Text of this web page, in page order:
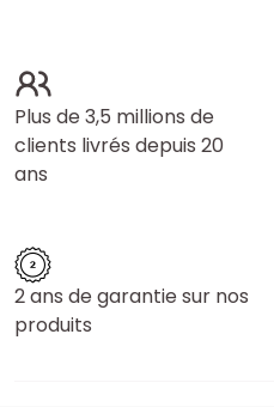
Plus de 3,5 millions de
clients livrés depuis 20
ans
2 ans de garantie sur nos
produits